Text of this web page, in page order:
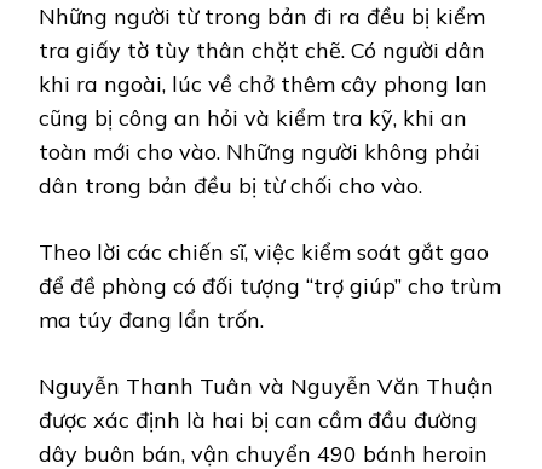
Những người từ trong bản đi ra đều bị kiểm
tra giấy tờ tùy thân chặt chẽ. Có người dân
khi ra ngoài, lúc về chở thêm cây phong lan
cũng bị công an hỏi và kiểm tra kỹ, khi an
toàn mới cho vào. Những người không phải
dân trong bản đều bị từ chối cho vào.
Theo lời các chiến sĩ, việc kiểm soát gắt gao
để đề phòng có đối tượng “trợ giúp” cho trùm
ma túy đang lẩn trốn.
Nguyễn Thanh Tuân và Nguyễn Văn Thuận
được xác định là hai bị can cầm đầu đường
dây buôn bán, vận chuyển 490 bánh heroin